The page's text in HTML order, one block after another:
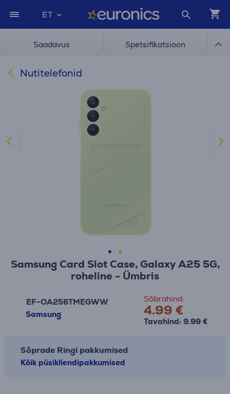
ET
Saadavus Spetsifikatsioon
Nutitelefonid
Samsung Card Slot Case, Galaxy A25 5G,
roheline - Ümbris
EF-OA256TMEGWW
Samsung
Sõbrahind:
4.99 €
Tavahind: 9.99 €
Sõprade Ringi pakkumised
Kõik püsikliendipakkumised